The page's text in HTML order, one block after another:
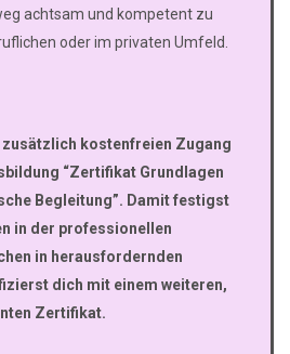
achtsam und kompetent zu
oder im privaten Umfeld.
kostenfreien Zugang
“Zertifikat Grundlagen
Begleitung”. Damit festigst
in der professionellen
in herausfordernden
dich mit einem weiteren,
Zertifikat.